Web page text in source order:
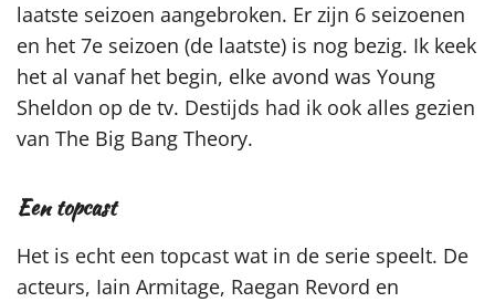
laatste seizoen aangebroken. Er zijn 6 seizoenen
en het 7e seizoen (de laatste) is nog bezig. Ik keek
het al vanaf het begin, elke avond was Young
Sheldon op de tv. Destijds had ik ook alles gezien
van The Big Bang Theory.
Een topcast
Het is echt een topcast wat in de serie speelt. De
acteurs, Iain Armitage, Raegan Revord en